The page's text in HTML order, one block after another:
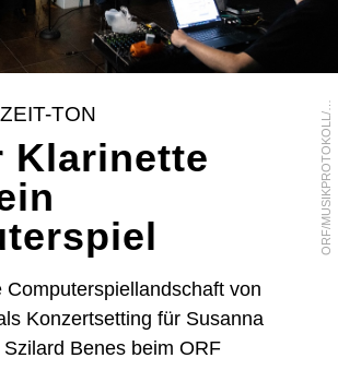
O
R
F
/
M
U
S
I
K
P
R
O
T
O
K
O
L
L
/
M
.
G
R
O
S
S
TON
Klarinette
Computerspiellandschaft von
Konzertsetting für Susanna
Benes beim ORF